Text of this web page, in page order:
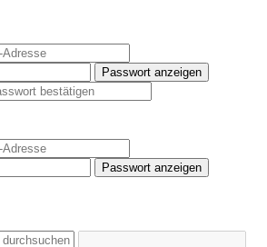
Passwort anzeigen
Passwort anzeigen